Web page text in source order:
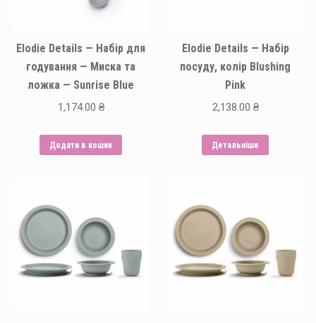
Elodie Details — Набір для
годування — Миска та
ложка — Sunrise Blue
1,174.00 ₴
Додати в кошик
Elodie Details — Набір
посуду, колір Blushing
Pink
2,138.00 ₴
Детальніше